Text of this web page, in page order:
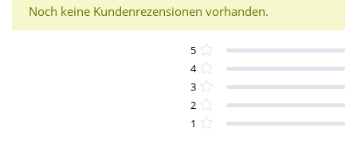
Noch keine Kundenrezensionen vorhanden.
5
4
3
2
1